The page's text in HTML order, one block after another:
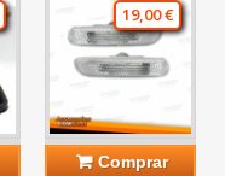
19,00 €
Comprar